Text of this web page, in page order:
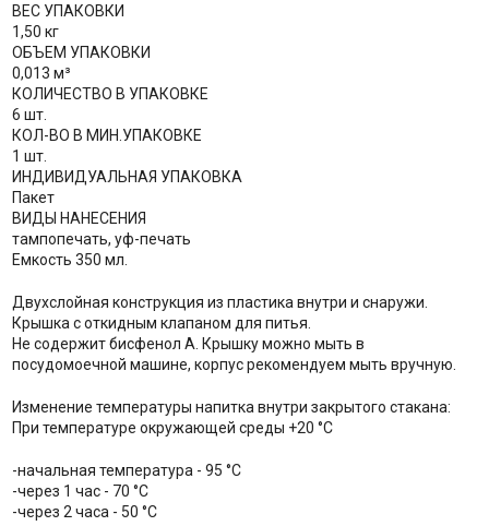
ВЕС УПАКОВКИ
1,50 кг
ОБЪЕМ УПАКОВКИ
0,013 м³
КОЛИЧЕСТВО В УПАКОВКЕ
6 шт.
КОЛ-ВО В МИН.УПАКОВКЕ
1 шт.
ИНДИВИДУАЛЬНАЯ УПАКОВКА
Пакет
ВИДЫ НАНЕСЕНИЯ
тампопечать, уф-печать
Емкость 350 мл.
Двухслойная конструкция из пластика внутри и снаружи.
Крышка с откидным клапаном для питья.
Не содержит бисфенол А. Крышку можно мыть в
посудомоечной машине, корпус рекомендуем мыть вручную.
Изменение температуры напитка внутри закрытого стакана:
При температуре окружающей среды +20 °С
-начальная температура - 95 °С
-через 1 час - 70 °С
-через 2 часа - 50 °С